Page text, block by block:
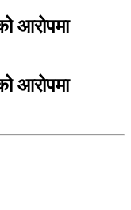
आरोपमा
आरोपमा